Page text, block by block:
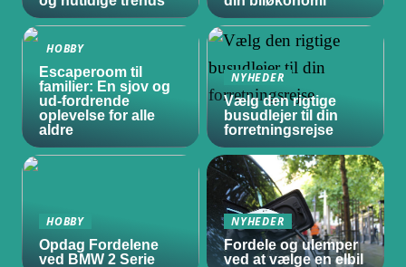
HOBBY
Escaperoom til
familier: En sjov og
ud-fordrende
oplevelse for alle
aldre
NYHEDER
Vælg den rigtige
busudlejer til din
forretningsrejse
HOBBY
Opdag Fordelene
ved BMW 2 Serie
NYHEDER
Fordele og ulemper
ved at vælge en elbil